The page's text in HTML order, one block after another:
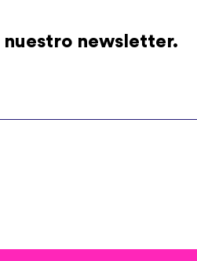
nuestro newsletter.